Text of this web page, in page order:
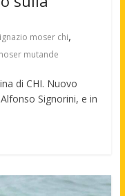
ignazio moser chi,
mutande
di CHI. Nuovo
Signorini, e in